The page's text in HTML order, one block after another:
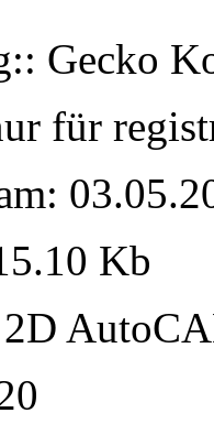
Gecko
für
Kb